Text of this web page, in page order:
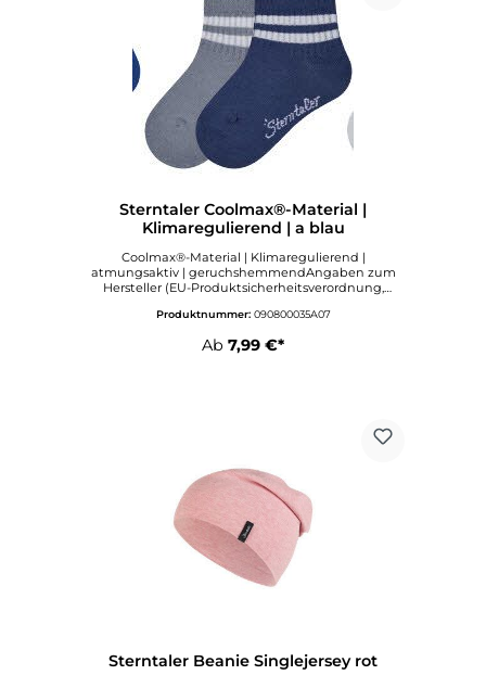
Sterntaler Coolmax®-Material |
Klimaregulierend | a blau
Coolmax®-Material | Klimaregulierend |
atmungsaktiv | geruchshemmendAngaben zum
Hersteller (EU-Produktsicherheitsverordnung,
DornburgDeutschlandinfo@sterntaler.comwww.ste
Produktnummer: 090800035A07
Ab 7,99 €*
Sterntaler Beanie Singlejersey rot